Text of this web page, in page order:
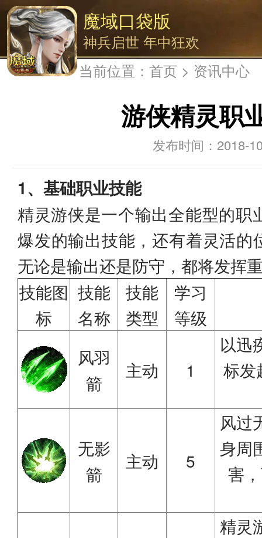
魔域口袋版
神兵启世 年中狂欢
当前位置： 首页 > 资讯中心
游侠精灵职
2018-
1、基础职业技能
精灵游侠是一个输出全能型的职
爆发的输出技能，还有着灵活的
无论是输出还是防守，都将发挥
技能图
标
技能
名称
技能
类型
学习
等级
风羽
箭
主动 1
以迅
标发
无影
箭
主动 5
风过
身周
害
精灵